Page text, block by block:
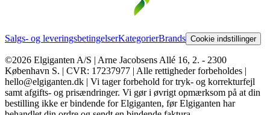
Salgs- og leveringsbetingelserKategorierBrands Cookie indstillinger
©2026 Elgiganten A/S | Arne Jacobsens Allé 16, 2. - 2300
København S. | CVR: 17237977 | Alle rettigheder forbeholdes |
hello@elgiganten.dk | Vi tager forbehold for tryk- og korrekturfejl
samt afgifts- og prisændringer. Vi gør i øvrigt opmærksom på at din
bestilling ikke er bindende for Elgiganten, før Elgiganten har